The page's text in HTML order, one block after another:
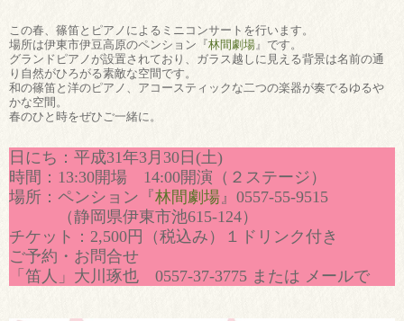
この春、篠笛とピアノによるミニコンサートを行います。
場所は伊東市伊豆高原のペンション『林間劇場 』です。
グランドピアノが設置されており、ガラス越しに見える背景は名前の通
り自然がひろがる素敵な空間です。
和の篠笛と洋のピアノ、アコースティックな二つの楽器が奏でるゆるや
かな空間。
春のひと時をぜひご一緒に。
日にち：平成31年3月30日(土)
時間：13:30開場 14:00開演（２ステージ）
場所：ペンション『林間劇場 』0557-55-9515
（静岡県伊東市池615-124）
チケット：2,500円（税込み）１ドリンク付き
ご予約・お問合せ
「笛人」大川琢也 0557-37-3775 または メールで